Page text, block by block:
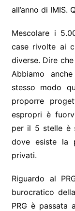
all’anno di IMIS.
Mescolare i
case rivolte ai
diverse. Dire
Abbiamo
stesso modo
proporre
espropri è
per il 5 stelle è
dove esiste la
privati.
Riguardo al
burocratico
PRG è passata